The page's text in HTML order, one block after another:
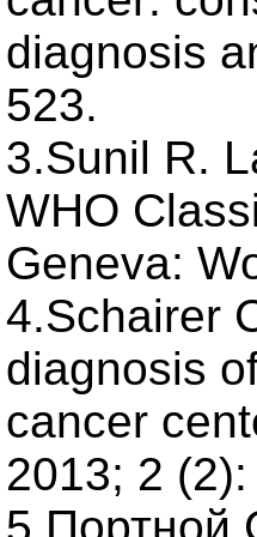
diagnosis
523.
3.Sunil R.
WHO
Geneva:
4.Schairer
diagnosis
cancer
2013; 2